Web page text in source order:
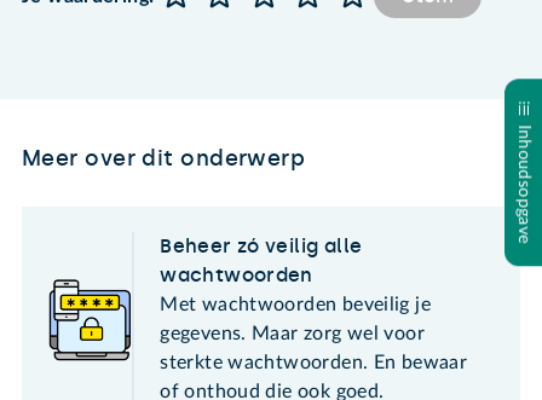
Inhoudsopgave
Meer over dit onderwerp
Beheer zó veilig alle
wachtwoorden
Met wachtwoorden beveilig je
gegevens. Maar zorg wel voor
sterkte wachtwoorden. En bewaar
of onthoud die ook goed.